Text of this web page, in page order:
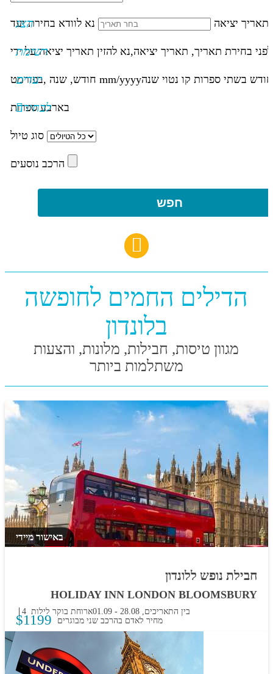
הצג
רשימת
יעדים
לבחירה
תאריך יציאה נא לוודא בחירת יעד
לפני בחירת תאריך, תאריך יציאה,נא להזין תאריך יציאה על ידי
mm/yyyyחודש בשתי ספרות קו נטוי שנה
בארבע ספרות
סוג טיול
הרכב נוסעים
חפש
הדילים החמים לחופשה
בלונדון
מגוון טיסות, חבילות, מלונות, והצעות
משתלמות ביותר
חבילת נופש ללונדון
בין התאריכים, -
01.09
HOLIDAY INN LONDON BLOOMSBURY
4 לילות ארוחת בוקר
באישור מיידי
$1199 מחיר לאדם בהרכב שני מבוגרים